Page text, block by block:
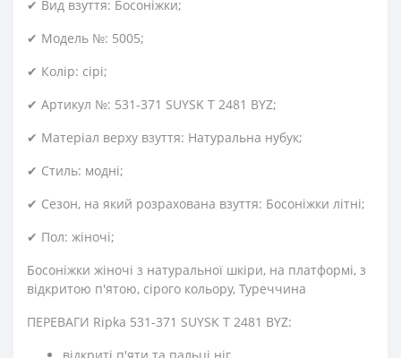
✔ Вид взуття: Босоніжки;
✔ Модель №: 5005;
✔ Колір: сірі;
✔ Артикул №: 531-371 SUYSK T 2481 BYZ;
✔ Матеріал верху взуття: Натуральна нубук;
✔ Стиль: модні;
✔ Сезон, на який розрахована взуття: Босоніжки літні;
✔ Пол: жіночі;
Босоніжки жіночі з натуральної шкіри, на платформі, з
відкритою п'ятою, сірого кольору, Туреччина
ПЕРЕВАГИ Ripka 531-371 SUYSK T 2481 BYZ: